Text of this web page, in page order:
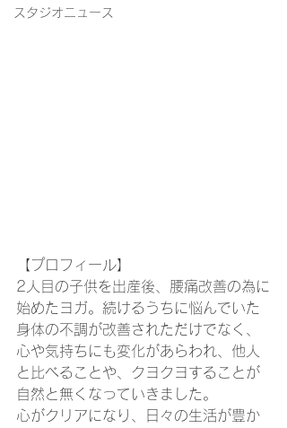
スタジオニュース
【プロフィール】
2人目の子供を出産後、腰痛改善の為に
始めたヨガ。続けるうちに悩んでいた
身体の不調が改善されただけでなく、
心や気持ちにも変化があらわれ、他人
と比べることや、クヨクヨすることが
自然と無くなっていきました。
心がクリアになり、日々の生活が豊か